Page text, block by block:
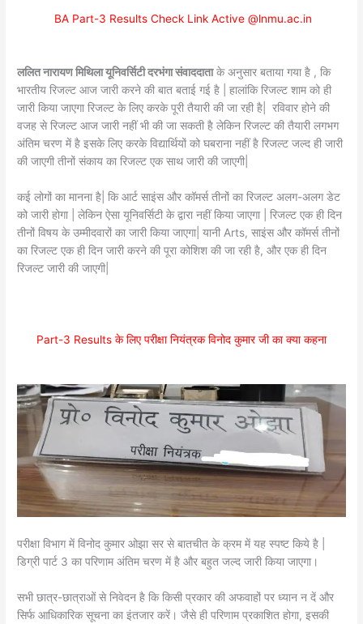
BA Part-3 Results Check Link Active @lnmu.ac.in
ललित नारायण मिथिला यूनिवर्सिटी दरभंगा संवाददाताके अनुसार बताया गया है , कि
भारतीय रिजल्ट आज जारी करने की बात बताई गई है | हालांकि रिजल्ट शाम को ही
जारी किया जाएगा रिजल्ट के लिए करके पूरी तैयारी की जा रही है| रविवार होने की
वजह से रिजल्ट आज जारी नहीं भी की जा सकती है लेकिन रिजल्ट की तैयारी लगभग
अंतिम चरण में है इसके लिए करके विद्यार्थियों को घबराना नहीं है रिजल्ट जल्द ही जारी
की जाएगी तीनों संकाय का रिजल्ट एक साथ जारी की जाएगी|
कई लोगों का मानना है| कि आर्ट साइंस और कॉमर्स तीनों का रिजल्ट अलग-अलग डेट
को जारी होगा | लेकिन ऐसा यूनिवर्सिटी के द्वारा नहीं किया जाएगा | रिजल्ट एक ही दिन
तीनों विषय के उम्मीदवारों का जारी किया जाएगा| यानी Arts, साइंस और कॉमर्स तीनों
का रिजल्ट एक ही दिन जारी करने की पूरा कोशिश की जा रही है, और एक ही दिन
रिजल्ट जारी की जाएगी|
Part-3 Results के लिए परीक्षा नियंत्रक विनोद कुमार जी का क्या कहना
परीक्षा विभाग में विनोद कुमार ओझा सर से बातचीत के क्रम में यह स्पष्ट किये है |
डिग्री पार्ट 3 का परिणाम अंतिम चरण में है और बहुत जल्द जारी किया जाएगा।
सभी छात्र-छात्राओं से निवेदन है कि किसी प्रकार की अफवाहों पर ध्यान न दें और
सिर्फ आधिकारिक सूचना का इंतजार करें। जैसे ही परिणाम प्रकाशित होगा, इसकी